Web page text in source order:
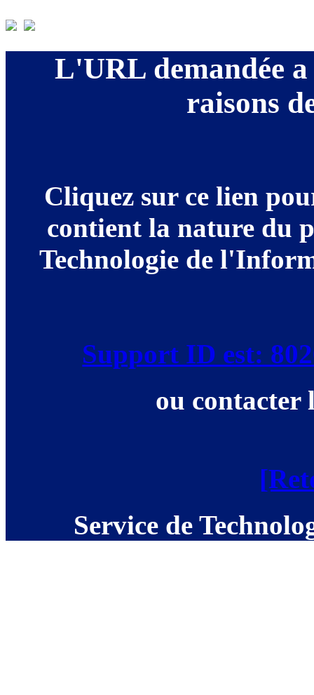
L'URL demandée a
raisons
Cliquez sur ce lien
contient la nature du
Technologie de
Support ID est:
ou contacter
Service de